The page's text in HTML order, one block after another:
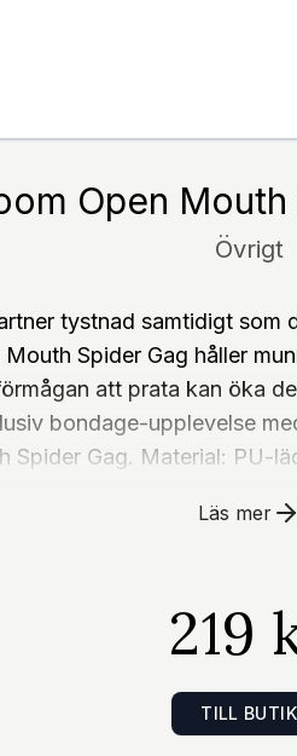
Open
Övrigt
tystnad samtidigt som
Spider Gag håller
att prata kan öka
bondage-upplevelse
Spider Gag. Material: PU-
Läs mer
219
TILL BUTIK